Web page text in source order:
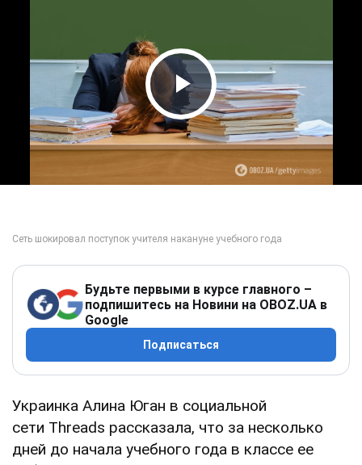
Play Video
Будьте первыми в курсе главного –
подпишитесь на Новини на OBOZ.UA в
Google
Подписаться
Украинка Алина Юган в социальной
сети Тhreads рассказала, что за несколько
дней до начала учебного года в классе ее